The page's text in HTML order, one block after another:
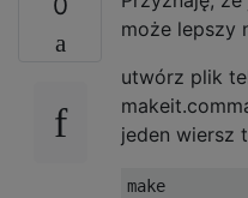
może lepszy
utwórz plik
jeden wiersz